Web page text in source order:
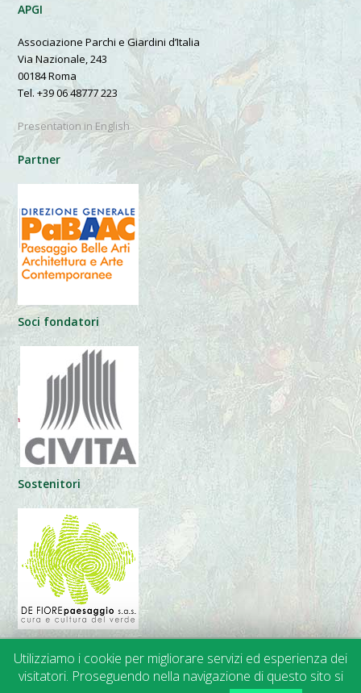
APGI
Associazione Parchi e Giardini d’Italia
Via Nazionale, 243
00184 Roma
Tel. +39 06 48777 223
Presentation in English
Partner
Soci fondatori
Sostenitori
© 2014-2024 APGI |Trasparenza • Privacy • Cookies | Web Design
Utilizziamo i cookie per migliorare servizi ed esperienza dei
visitatori. Proseguendo nella navigazione di questo sito si